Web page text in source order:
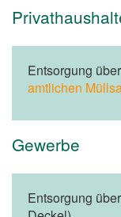
Entsorgung
amtlichen
Gewerbe
Entsorgung